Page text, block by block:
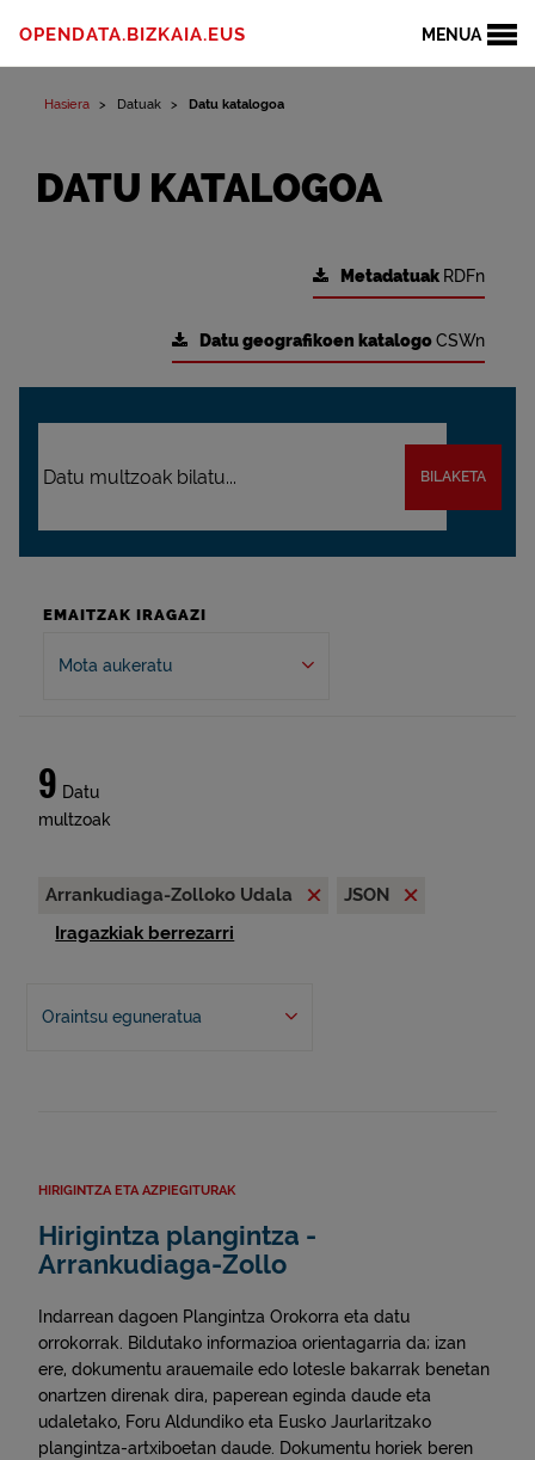
MENUA
OPENDATA.BIZKAIA.EUS
Hasiera Datuak Datu katalogoa
DATU KATALOGOA
Metadatuak RDFn
Datu geografikoen katalogoCSWn
BILAKETA
EMAITZAK IRAGAZI
Mota aukeratu
9 Datu
multzoak
Arrankudiaga-Zolloko Udala
JSON
Iragazkiak berrezarri
Oraintsu eguneratua
HIRIGINTZA ETA AZPIEGITURAK
Hirigintza plangintza -
Arrankudiaga-Zollo
Indarrean dagoen Plangintza Orokorra eta datu
orrokorrak. Bildutako informazioa orientagarria da; izan
ere, dokumentu arauemaile edo lotesle bakarrak benetan
onartzen direnak dira, paperean eginda daude eta
udaletako, Foru Aldundiko eta Eusko Jaurlaritzako
plangintza-artxiboetan daude. Dokumentu horiek beren